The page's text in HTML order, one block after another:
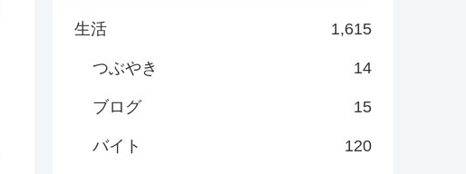
生活 1,615
つぶやき 14
ブログ 15
バイト 120